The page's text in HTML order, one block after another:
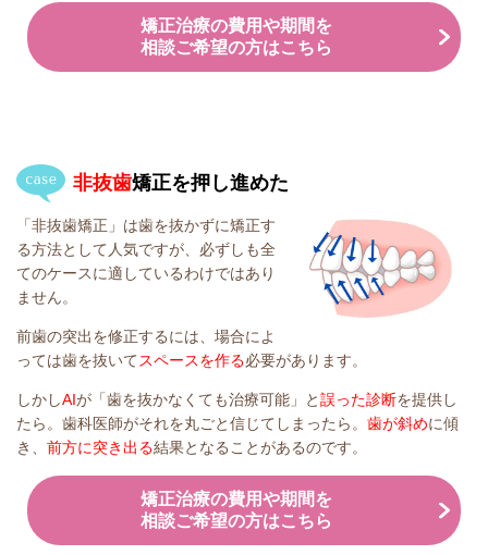
矯正治療の費用や期間を
相談ご希望の方はこちら
非抜歯矯正を押し進めた
「非抜歯矯正」は歯を抜かずに矯正す
る方法として人気ですが、必ずしも全
てのケースに適しているわけではあり
ません。
前歯の突出を修正するには、場合によ
っては歯を抜いてスペースを作る必要があります。
しかしAIが「歯を抜かなくても治療可能」と誤った診断を提供し
たら。歯科医師がそれを丸ごと信じてしまったら。 歯が斜めに傾
き、 前方に突き出る結果となることがあるのです。
矯正治療の費用や期間を
相談ご希望の方はこちら